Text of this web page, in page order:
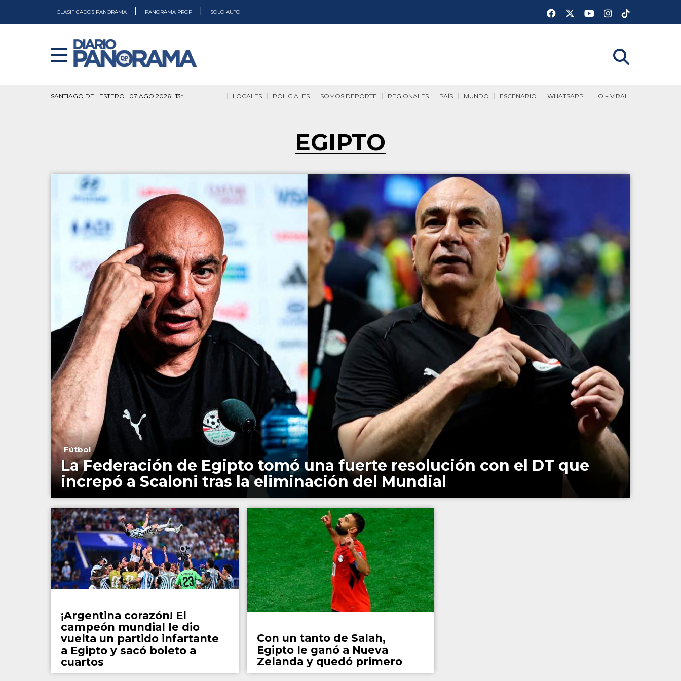
CLASIFICADOS PANORAMA PANORAMA PROP SOLO AUTO
SANTIAGO DEL ESTERO | 07 AGO 2026 | 13º LO + VIRAL
WHATSAPP
ESCENARIO
MUNDO
PAÍS
REGIONALES
SOMOS DEPORTE
POLICIALES
LOCALES
EGIPTO
Fútbol
La Federación de Egipto tomó una fuerte resolución con el DT que
increpó a Scaloni tras la eliminación del Mundial
¡Argentina corazón! El
campeón mundial le dio
vuelta un partido infartante
a Egipto y sacó boleto a
cuartos
Con un tanto de Salah,
Egipto le ganó a Nueva
Zelanda y quedó primero